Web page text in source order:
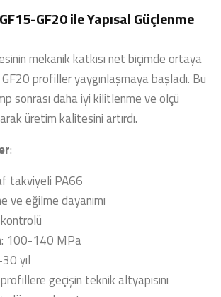
GF20 ile Yapısal Güçlenme
mekanik katkısı net biçimde ortaya
GF20 profiller yaygınlaşmaya başladı. Bu
sonrası daha iyi kilitlenme ve ölçü
üretim kalitesini artırdı.
:
takviyeli PA66
ve eğilme dayanımı
100-140 MPa
yıl
geçişin teknik altyapısını